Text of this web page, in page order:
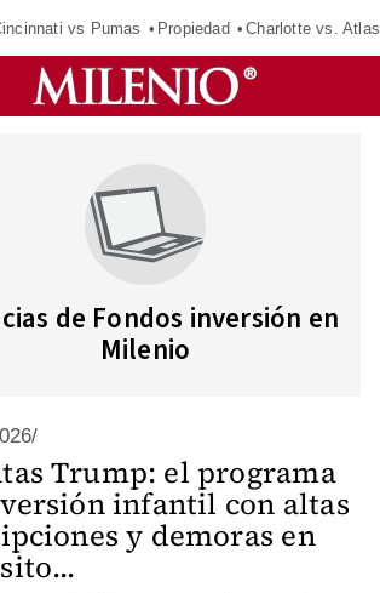
vs Pumas Propiedad Charlotte vs. Atlas
de Fondos inversión en
Milenio
Trump: el programa
infantil con altas
y demoras en